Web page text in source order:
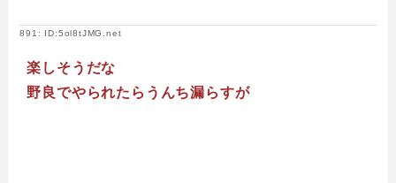
891: ID:5ol8tJMG.net
楽しそうだな
野良でやられたらうんち漏らすが